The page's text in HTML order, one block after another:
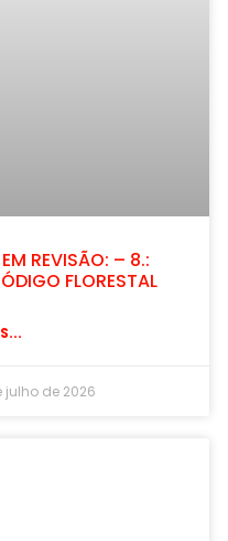
REVISÃO: – 8.:
FLORESTAL
julho de 2026